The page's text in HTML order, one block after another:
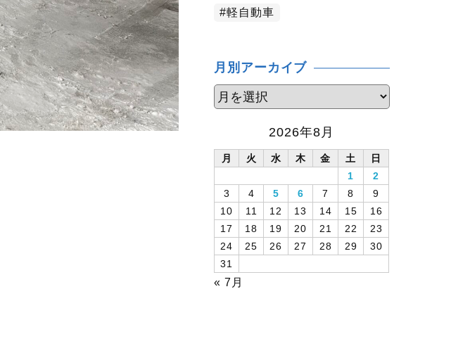
軽自動車
月別アーカイブ
2026年8月
月 火 水 木 金 土
日
1
2
3
4 5 6 7 8
9
10
11 12 13 14 15
16
17
18 19 20 21 22
23
24
25 26 27 28 29
30
31
« 7月